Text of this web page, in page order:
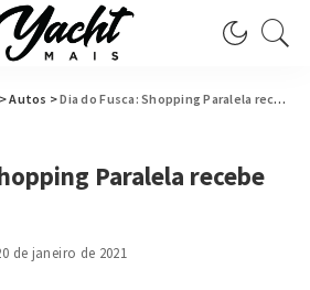
>Autos >Dia do Fusca: Shopping Paralela recebe exposição
Paralela recebe
de janeiro de 2021